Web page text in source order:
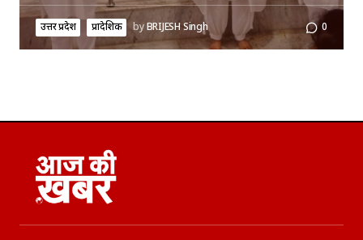
उत्तर प्रदेश प्रादेशिक byBRIJESH Singh 0